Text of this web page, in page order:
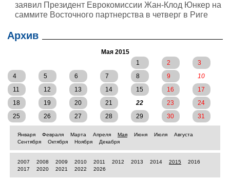
заявил Президент Еврокомиссии Жан-Клод Юнкер на
саммите Восточного партнерства в четверг в Риге
Архив
Мая 2015
1
2
3
4
5 6 7 8 9
10
11
12 13 14 15 16
17
18
19 20 21 22 23
24
25
26 27 28 29 30 31
Января Февраля Марта Апреля Мая Июня Июля
Августа
Сентября
Октября Ноября Декабря
2007 2008 2009 2010 2011 2012 2013 2014 2015
2016
2017
2020 2021 2022 2026